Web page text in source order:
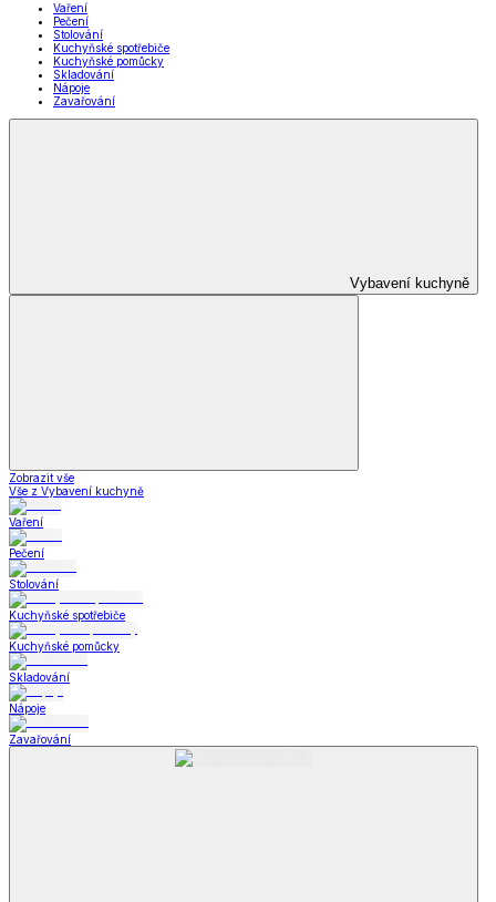
Vaření
Pečení
Stolování
Kuchyňské spotřebiče
Kuchyňské pomůcky
Skladování
Nápoje
Zavařování
Vybavení kuchyně
Zobrazit vše
Vše z Vybavení kuchyně
Vaření
Pečení
Stolování
Kuchyňské spotřebiče
Kuchyňské pomůcky
Skladování
Nápoje
Zavařování